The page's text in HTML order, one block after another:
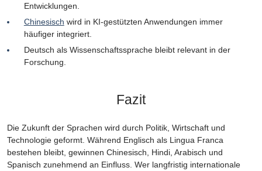
Entwicklungen.
Chinesisch wird in KI-gestützten Anwendungen immer
häufiger integriert.
Deutsch als Wissenschaftssprache bleibt relevant in der
Forschung.
Fazit
Die Zukunft der Sprachen wird durch Politik, Wirtschaft und
Technologie geformt. Während Englisch als Lingua Franca
bestehen bleibt, gewinnen Chinesisch, Hindi, Arabisch und
Spanisch zunehmend an Einfluss. Wer langfristig internationale